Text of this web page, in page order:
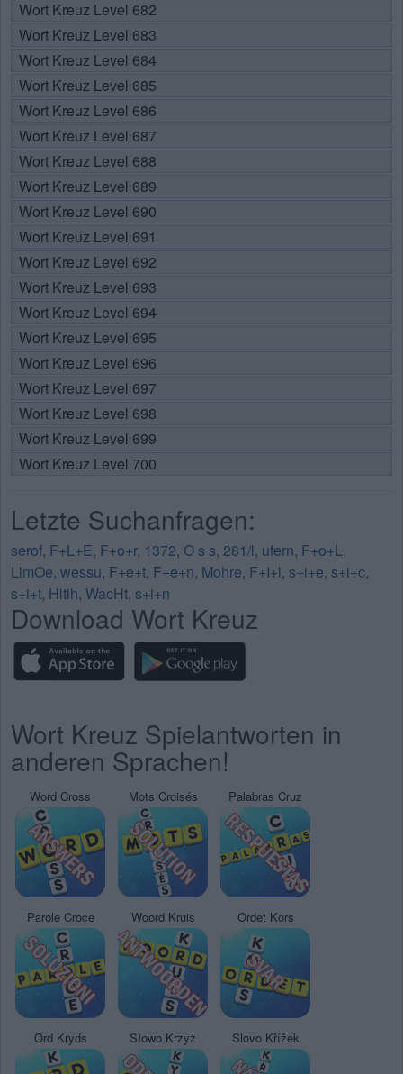
Wort Kreuz Level 682
Wort Kreuz Level 683
Wort Kreuz Level 684
Wort Kreuz Level 685
Wort Kreuz Level 686
Wort Kreuz Level 687
Wort Kreuz Level 688
Wort Kreuz Level 689
Wort Kreuz Level 690
Wort Kreuz Level 691
Wort Kreuz Level 692
Wort Kreuz Level 693
Wort Kreuz Level 694
Wort Kreuz Level 695
Wort Kreuz Level 696
Wort Kreuz Level 697
Wort Kreuz Level 698
Wort Kreuz Level 699
Wort Kreuz Level 700
Letzte Suchanfragen:
serof, F+L+E, F+o+r, 1372, O s s, 281/l, ufern, F+o+L,
LlmOe, wessu, F+e+t, F+e+n, Mohre, F+I+l, s+i+e, s+i+c,
s+i+t, Hitih, WacHt, s+i+n
Download Wort Kreuz
Wort Kreuz Spielantworten in
anderen Sprachen!
Word Cross Mots Croisés Palabras Cruz
Parole Croce Woord Kruis Ordet Kors
Ord Kryds Słowo Krzyż Slovo Křížek